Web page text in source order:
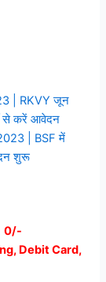
| RKVY जून
से करें आवेदन
| BSF में
शुरू
0/-
Debit Card,